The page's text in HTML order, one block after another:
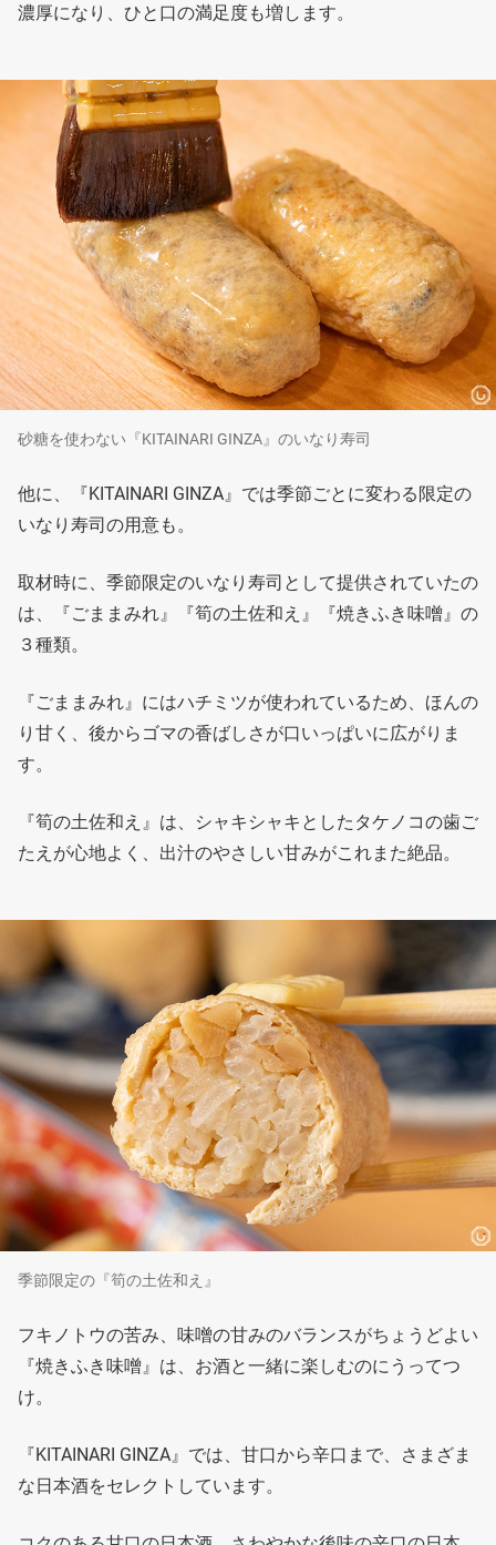
濃厚になり、ひと口の満足度も増します。
砂糖を使わない『KITAINARI GINZA』のいなり寿司
他に、『KITAINARI GINZA』では季節ごとに変わる限定の
いなり寿司の用意も。
取材時に、季節限定のいなり寿司として提供されていたの
は、『ごままみれ』『筍の土佐和え』『焼きふき味噌』の
３種類。
『ごままみれ』にはハチミツが使われているため、ほんの
り甘く、後からゴマの香ばしさが口いっぱいに広がりま
す。
『筍の土佐和え』は、シャキシャキとしたタケノコの歯ご
たえが心地よく、出汁のやさしい甘みがこれまた絶品。
季節限定の『筍の土佐和え』
フキノトウの苦み、味噌の甘みのバランスがちょうどよい
『焼きふき味噌』は、お酒と一緒に楽しむのにうってつ
け。
『KITAINARI GINZA』では、甘口から辛口まで、さまざま
な日本酒をセレクトしています。